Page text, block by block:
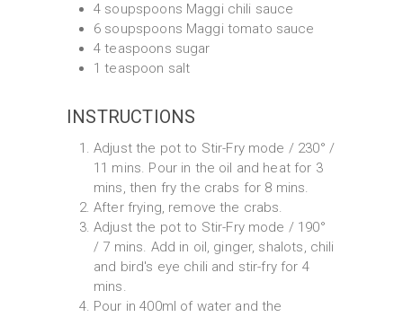
4 soupspoons Maggi chili sauce
6 soupspoons Maggi tomato sauce
4 teaspoons sugar
1 teaspoon salt
INSTRUCTIONS
Adjust the pot to Stir-Fry mode / 230° /
11 mins. Pour in the oil and heat for 3
mins, then fry the crabs for 8 mins.
After frying, remove the crabs.
Adjust the pot to Stir-Fry mode / 190°
/ 7 mins. Add in oil, ginger, shalots, chili
and bird's eye chili and stir-fry for 4
mins.
Pour in 400ml of water and the